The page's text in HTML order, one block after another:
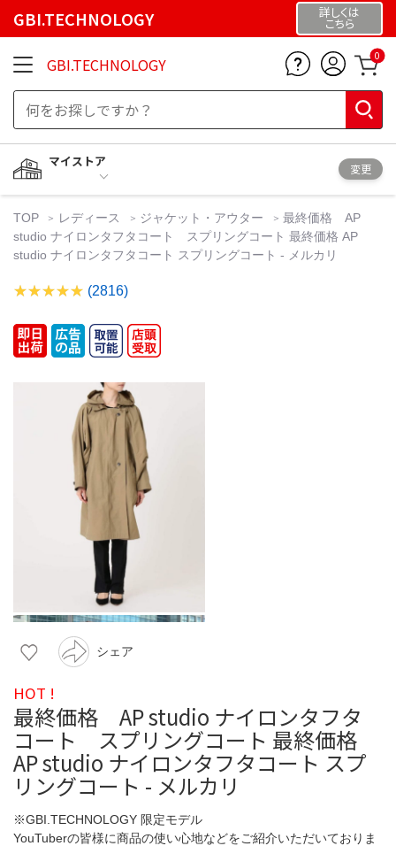
GBI.TECHNOLOGY 詳しくは
こちら
GBI.TECHNOLOGY 0
マイストア
変更
TOP レディース ジャケット・アウター
最終価格 AP
studio ナイロンタフタコート スプリングコート 最終価格 AP
studio ナイロンタフタコート スプリングコート - メルカリ
(2816)
シェア
HOT !
最終価格 AP studio ナイロンタフタ
コート スプリングコート 最終価格
AP studio ナイロンタフタコート スプ
リングコート - メルカリ
※GBI.TECHNOLOGY 限定モデル
YouTuberの皆様に商品の使い心地などをご紹介いただいておりま